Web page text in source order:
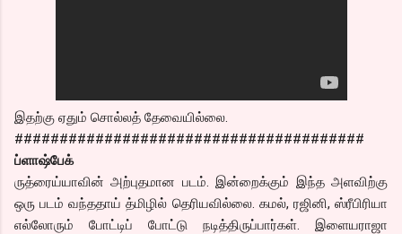
இதற்கு ஏதும் சொல்லத் தேவையில்லை.
#######################################
ப்ளாஷ்பேக்
ருத்ரைய்யாவின் அற்புதமான படம். இன்றைக்கும் இந்த அளவிற்கு
ஒரு படம் வந்ததாய் த்மிழில் தெரியவில்லை. கமல், ரஜினி, ஸ்ரீபிரியா
எல்லோரும் போட்டிப் போட்டு நடித்திருப்பார்கள். இளையராஜா